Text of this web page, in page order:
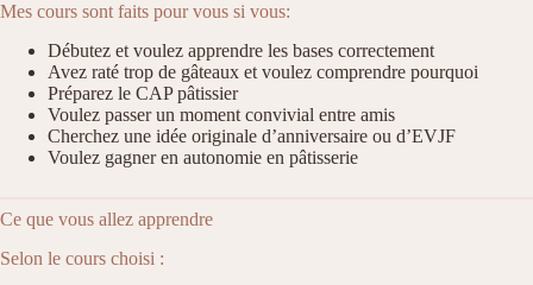
Mes cours sont faits pour vous si vous:
Débutez et voulez apprendre les bases correctement
Avez raté trop de gâteaux et voulez comprendre pourquoi
Préparez le CAP pâtissier
Voulez passer un moment convivial entre amis
Cherchez une idée originale d’anniversaire ou d’EVJF
Voulez gagner en autonomie en pâtisserie
Ce que vous allez apprendre
Selon le cours choisi :